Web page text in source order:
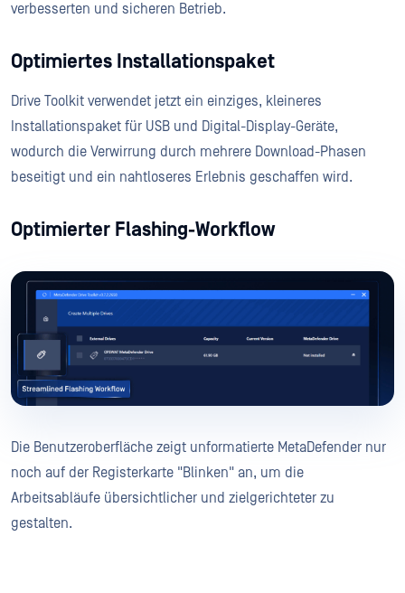
verbesserten und sicheren Betrieb.
Optimiertes Installationspaket
Drive Toolkit verwendet jetzt ein einziges, kleineres
Installationspaket für USB und Digital-Display-Geräte,
wodurch die Verwirrung durch mehrere Download-Phasen
beseitigt und ein nahtloseres Erlebnis geschaffen wird.
Optimierter Flashing-Workflow
Die Benutzeroberfläche zeigt unformatierte MetaDefender nur
noch auf der Registerkarte "Blinken" an, um die
Arbeitsabläufe übersichtlicher und zielgerichteter zu
gestalten.